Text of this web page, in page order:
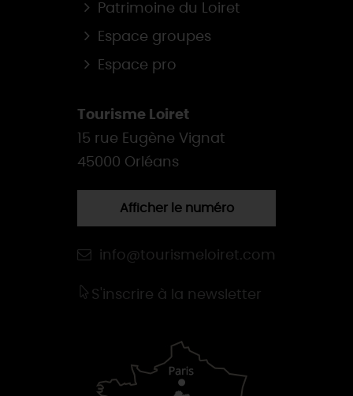
Patrimoine du Loiret
Espace groupes
Espace pro
Tourisme Loiret
15 rue Eugène Vignat
45000 Orléans
Afficher le numéro
info@tourismeloiret.com
S'inscrire à la newsletter